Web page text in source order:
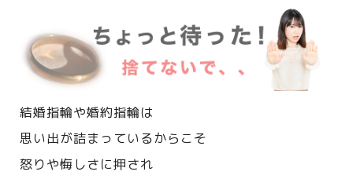
結婚指輪や婚約指輪は
思い出が詰まっているからこそ
怒りや悔しさに押され